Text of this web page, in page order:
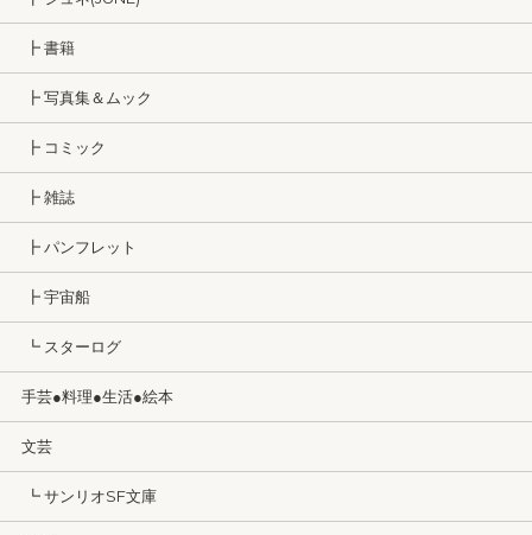
┣ 書籍
┣ 写真集＆ムック
┣ コミック
┣ 雑誌
┣ パンフレット
┣ 宇宙船
┗ スターログ
手芸●料理●生活●絵本
文芸
┗ サンリオSF文庫